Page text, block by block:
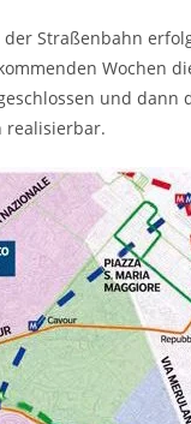
Straßenbahn
Wochen
und
realisierbar.